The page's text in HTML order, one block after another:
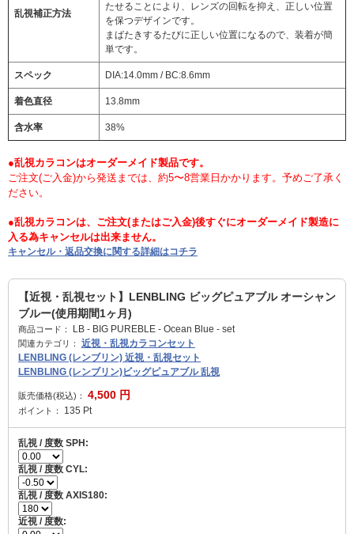
乱視補正方法
たせることにより、レンズの回転を抑え、正しい位置
を保つデザインです。
まばたきするたびに正しい位置になるので、装着が簡
単です。
スペック DIA:14.0mm / BC:8.6mm
着色直径 13.8mm
含水率 38%
●乱視カラコンはオーダーメイド製品です。
ご注文(ご入金)から発送までは、約5〜8営業日かかります。予めご了承く
ださい。
●乱視カラコンは、ご注文(またはご入金)後すぐにオーダーメイド製造に
入る為キャンセルは出来ません。
キャンセル・返品交換に関する詳細はコチラ
【近視・乱視セット】LENBLING ビッグピュアブル オーシャン
ブルー(使用期間1ヶ月)
商品コード： LB - BIG PUREBLE - Ocean Blue - set
関連カテゴリ：
近視・乱視カラコンセット
LENBLING (レンブリン) 近視・乱視セット
LENBLING (レンブリン)ビッグピュアブル 乱視
販売価格(税込)： 4,500 円
ポイント： 135 Pt
乱視 / 度数 SPH:
乱視 / 度数 CYL:
乱視 / 度数 AXIS180:
近視 / 度数: